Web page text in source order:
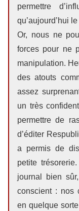
permettre
qu’aujourd’hui
Or, nous ne
forces pour ne
manipulation.
des atouts
assez
un très
permettre de
d’éditer
a permis de
petite
journal bien
conscient : nos
en quelque